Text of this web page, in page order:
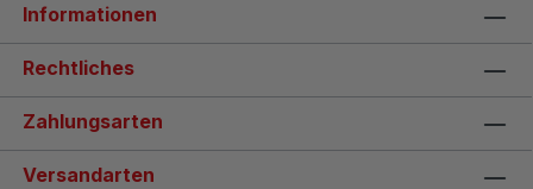
Informationen
Rechtliches
Zahlungsarten
Versandarten